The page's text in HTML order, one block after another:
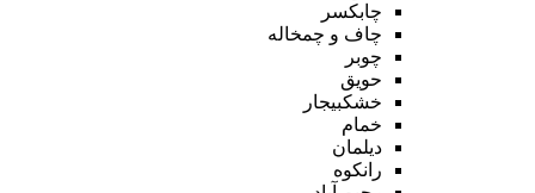
چابکسر
چاف و چمخاله
چوبر
حویق
خشکبیجار
خمام
دیلمان
رانکوه